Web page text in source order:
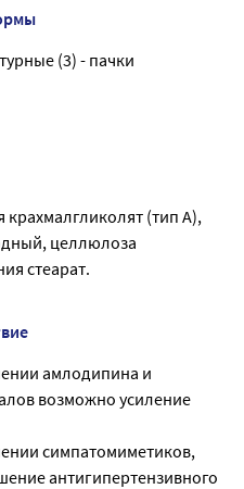
(3) - пачки
(тип А),
целлюлоза
стеарат.
амлодипина и
возможно усиление
симпатомиметиков,
антигипертензивного